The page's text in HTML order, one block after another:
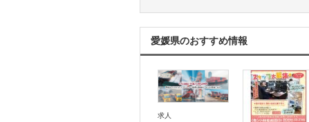
愛媛県のおすすめ情報
求人